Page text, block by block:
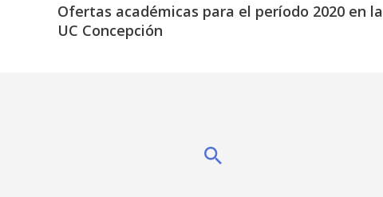
Ofertas académicas para el período 2020 en la
UC Concepción